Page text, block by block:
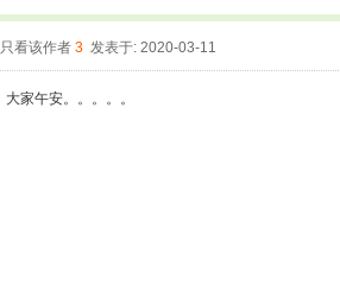
只看该作者 3 发表于: 2020-03-11
大家午安。。。。。